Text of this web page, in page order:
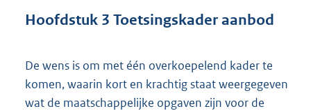
Hoofdstuk 3 Toetsingskader aanbod
De wens is om met één overkoepelend kader te
komen, waarin kort en krachtig staat weergegeven
wat de maatschappelijke opgaven zijn voor de